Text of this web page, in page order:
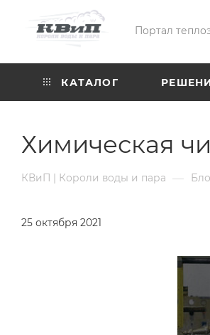
Портал
КАТАЛОГ
Химическая
КВиП | Короли воды и пара —
25 октября 2021